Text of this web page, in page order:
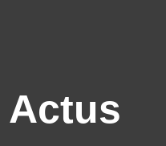
Actus